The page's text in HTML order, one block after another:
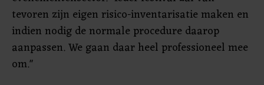
tevoren zijn eigen risico-inventarisatie maken en
indien nodig de normale procedure daarop
aanpassen. We gaan daar heel professioneel mee
om."